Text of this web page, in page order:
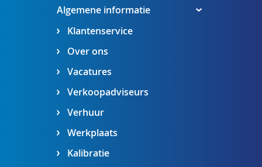
Algemene informatie
Klantenservice
Over ons
Vacatures
Verkoopadviseurs
Verhuur
Werkplaats
Kalibratie